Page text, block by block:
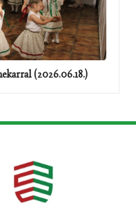
(2026.06.18.)